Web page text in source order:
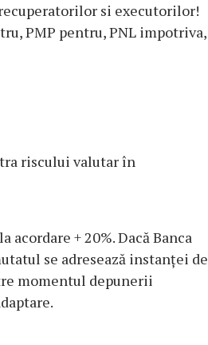
si executorilor!
PMP pentru, PNL impotriva,
riscului valutar în
+ 20%. Dacă Banca
se adresează instanței de
momentul depunerii